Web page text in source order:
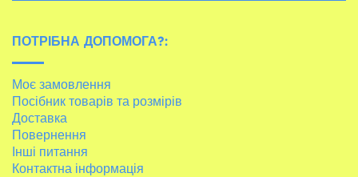
ПОТРІБНА ДОПОМОГА?:
Моє замовлення
Посібник товарів та розмірів
Доставка
Повернення
Інші питання
Контактна інформація